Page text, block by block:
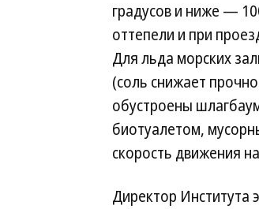
градусов и ниже —
оттепели и при
Для льда морских
(соль снижает
обустроены
биотуалетом,
скорость движения
Директор Института